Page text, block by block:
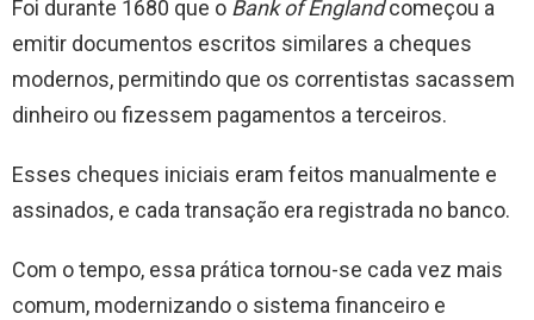
Foi durante 1680 que o Bank of Englandcomeçou a
emitir documentos escritos similares a cheques
modernos, permitindo que os correntistas sacassem
dinheiro ou fizessem pagamentos a terceiros.
Esses cheques iniciais eram feitos manualmente e
assinados, e cada transação era registrada no banco.
Com o tempo, essa prática tornou-se cada vez mais
comum, modernizando o sistema financeiro e